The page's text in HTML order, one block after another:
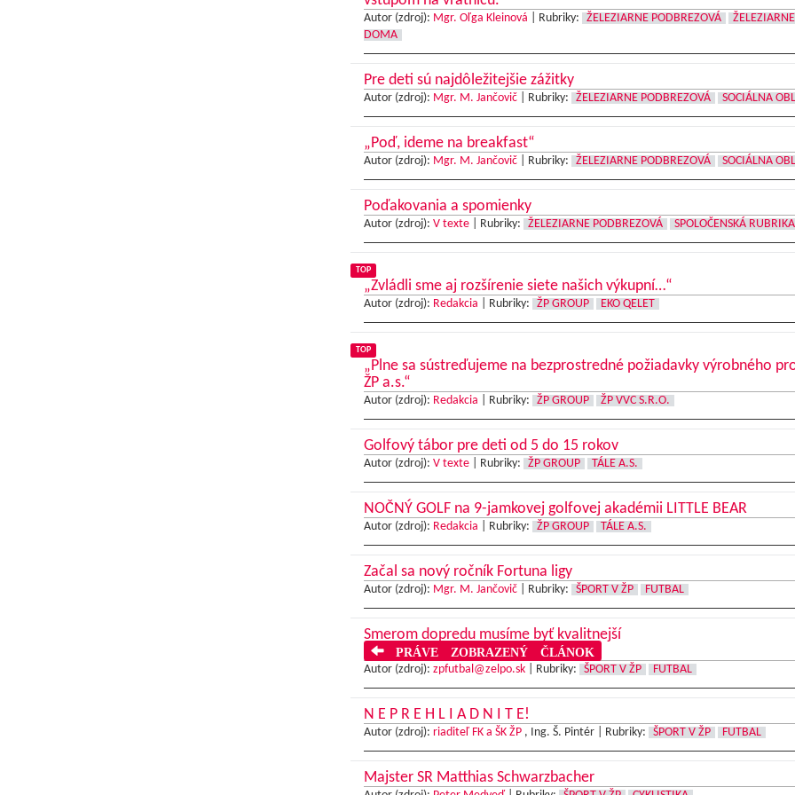
Autor (zdroj): Mgr. Oľga Kleinová Rubriky: ŽELEZIARNE PODBREZOVÁ
ŽELEZIARNE
DOMA
Pre deti sú najdôležitejšie zážitky
Autor (zdroj): Mgr. M. Jančovič| Rubriky: ŽELEZIARNE PODBREZOVÁ SOCIÁLNA
„Poď, ideme na breakfast“
Autor (zdroj): Mgr. M. Jančovič| Rubriky: ŽELEZIARNE PODBREZOVÁ SOCIÁLNA
Poďakovania a spomienky
Autor (zdroj): V texte| Rubriky: ŽELEZIARNE PODBREZOVÁ SPOLOČENSKÁ RUBRIKA
TOP
„Zvládli sme aj rozšírenie siete našich výkupní…“
Autor (zdroj): Redakcia Rubriky: ŽP GROUP EKO QELET
TOP
„Plne sa sústreďujeme na bezprostredné požiadavky výrobného
ŽP a.s.“
Autor (zdroj): Redakcia Rubriky: ŽP GROUP ŽP VVC S.R.O.
Golfový tábor pre deti od 5 do 15 rokov
Autor (zdroj): V texte| Rubriky: ŽP GROUP TÁLE A.S.
NOČNÝ GOLF na 9-jamkovej golfovej akadémii LITTLE BEAR
Autor (zdroj): Redakcia Rubriky: ŽP GROUP TÁLE A.S.
Začal sa nový ročník Fortuna ligy
Autor (zdroj): Mgr. M. Jančovič| Rubriky: ŠPORT V ŽP FUTBAL
Smerom dopredu musíme byť kvalitnejší
PRÁVE ZOBRAZENÝ ČLÁNOK
Autor (zdroj): zpfutbal@zelpo.sk| Rubriky: ŠPORT V ŽP FUTBAL
N E P R E H L I A D N I T E!
Autor (zdroj): riaditeľ FK a ŠK ŽP, Ing. Š. Pintér | Rubriky: ŠPORT V ŽP FUTBAL
Majster SR Matthias Schwarzbacher